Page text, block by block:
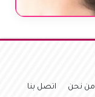
من نحن اتصل بنا